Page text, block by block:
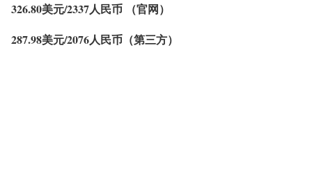
326.80美元/2337人民币 （官网）
287.98美元/2076人民币（第三方）